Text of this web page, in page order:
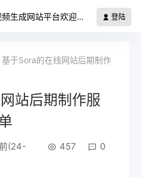
Sora AI视频生成网站平台欢迎您 登陆
基于Sora的在线网站后期制作
站后期制作服
(24-
457 0